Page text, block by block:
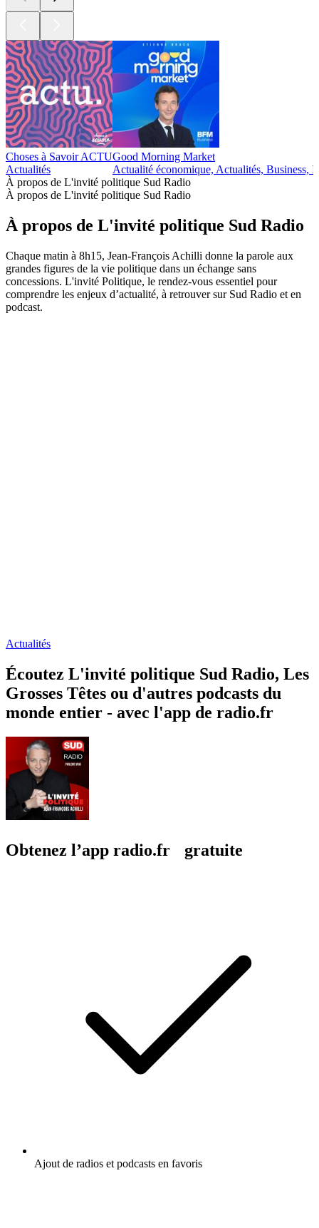
Choses à Savoir ACTU
Actualités
Good Morning Market
Actualité économique, Actualités, Business,
À propos de L'invité politique Sud Radio
À propos de L'invité politique Sud Radio
À propos de L'invité politique Sud Radio
Chaque matin à 8h15, Jean-François Achilli donne la parole aux
grandes figures de la vie politique dans un échange sans
concessions. L'invité Politique, le rendez-vous essentiel pour
comprendre les enjeux d’actualité, à retrouver sur Sud Radio et en
podcast.
Actualités
Écoutez L'invité politique Sud Radio, Les
Grosses Têtes ou d'autres podcasts du
monde entier - avec l'app de radio.fr
Obtenez l’app radio.fr gratuite
Ajout de radios et podcasts en favoris